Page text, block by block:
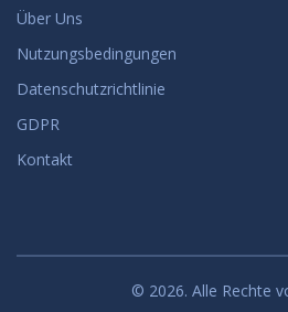
Über Uns
Nutzungsbedingungen
Datenschutzrichtlinie
GDPR
Kontakt
© 2026. Alle Rechte